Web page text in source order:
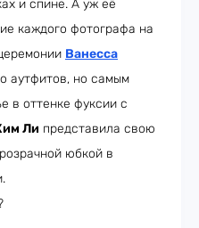
и спине. А уж её
каждого фотографа на
Ванесса
аутфитов, но самым
в оттенке фуксии с
Ли представила свою
юбкой в